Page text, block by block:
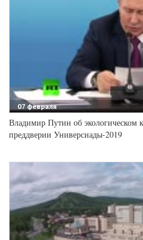
07 февраля
Владимир Путин об экологическом
преддверии Универсиады-2019